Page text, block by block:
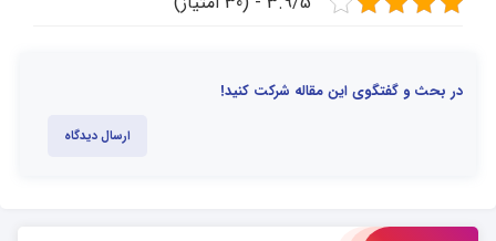
در بحث و گفتگوی این مقاله شرکت کنید!
ارسال دیدگاه